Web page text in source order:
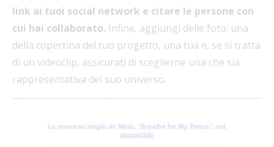
link ai tuoi social network e citare le persone con
cui hai collaborato. Infine, aggiungi delle foto: una
della copertina del tuo progetto, una tua e, se si tratta
di un videoclip, assicurati di sceglierne una che sia
rappresentativa del suo universo.